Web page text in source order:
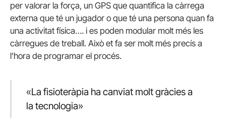
per valorar la força, un GPS que quantifica la càrrega
externa que té un jugador o que té una persona quan fa
una activitat física…. i es poden modular molt més les
càrregues de treball. Això et fa ser molt més precís a
l’hora de programar el procés.
«La fisioteràpia ha canviat molt gràcies a
la tecnologia»